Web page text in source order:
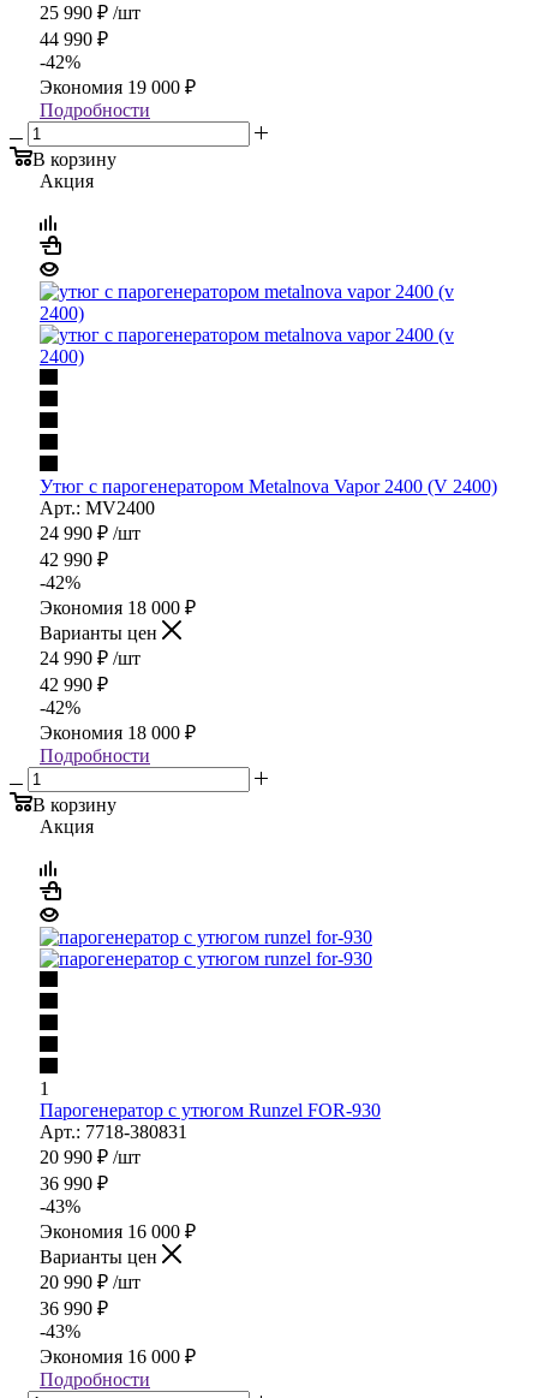
25 990 ₽ /шт
44 990 ₽
-42%
Экономия 19 000 ₽
Подробности
В корзину
Акция
Утюг с парогенератором Metalnova Vapor 2400 (V 2400)
Арт.: MV2400
24 990 ₽ /шт
42 990 ₽
-42%
Экономия 18 000 ₽
Варианты цен
24 990 ₽ /шт
42 990 ₽
-42%
Экономия 18 000 ₽
Подробности
В корзину
Акция
1
Парогенератор с утюгом Runzel FOR-930
Арт.: 7718-380831
20 990 ₽ /шт
36 990 ₽
-43%
Экономия 16 000 ₽
Варианты цен
20 990 ₽ /шт
36 990 ₽
-43%
Экономия 16 000 ₽
Подробности